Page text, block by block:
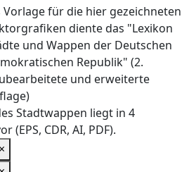
Vorlage für die hier gezeichneten
diente das "Lexikon
und Wappen der Deutschen
Republik" (2.
und erweiterte
Stadtwappen liegt in 4
CDR, AI, PDF).
×